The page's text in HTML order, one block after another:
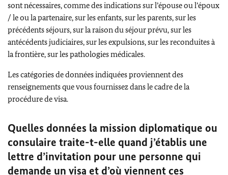
sont nécessaires, comme des indications sur l’épouse ou l’époux
/ le ou la partenaire, sur les enfants, sur les parents, sur les
précédents séjours, sur la raison du séjour prévu, sur les
antécédents judiciaires, sur les expulsions, sur les reconduites à
la frontière, sur les pathologies médicales.
Les catégories de données indiquées proviennent des
renseignements que vous fournissez dans le cadre de la
procédure de visa.
Quelles données la mission diplomatique ou
consulaire traite-t-elle quand j’établis une
lettre d’invitation pour une personne qui
demande un visa et d’où viennent ces